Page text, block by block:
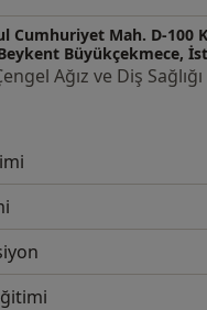
Cumhuriyet Mah. D-100
Büyükçekmece,
Ağız ve Diş